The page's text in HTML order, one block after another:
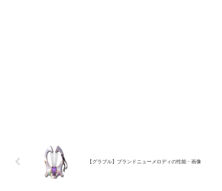
【グラブル】ブランドニューメロディの性能・画像